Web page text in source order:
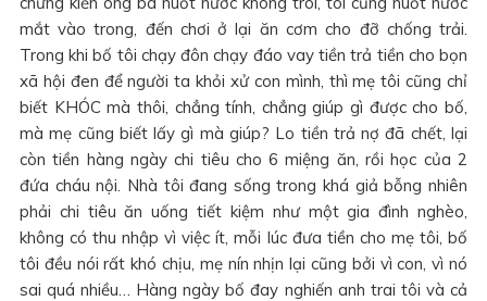
mắt vào trong, đến chơi ở lại ăn cơm cho đỡ chống trải.
Trong khi bố tôi chạy đôn chạy đáo vay tiền trả tiền cho bọn
xã hội đen để người ta khỏi xử con mình, thì mẹ tôi cũng chỉ
biết KHÓC mà thôi, chẳng tính, chẳng giúp gì được cho bố,
mà mẹ cũng biết lấy gì mà giúp? Lo tiền trả nợ đã chết, lại
còn tiền hàng ngày chi tiêu cho 6 miệng ăn, rồi học của 2
đứa cháu nội. Nhà tôi đang sống trong khá giả bỗng nhiên
phải chi tiêu ăn uống tiết kiệm như một gia đình nghèo,
không có thu nhập vì việc ít, mỗi lúc đưa tiền cho mẹ tôi, bố
tôi đều nói rất khó chịu, mẹ nín nhịn lại cũng bởi vì con, vì nó
sai quá nhiều… Hàng ngày bố đay nghiến anh trai tôi và cả